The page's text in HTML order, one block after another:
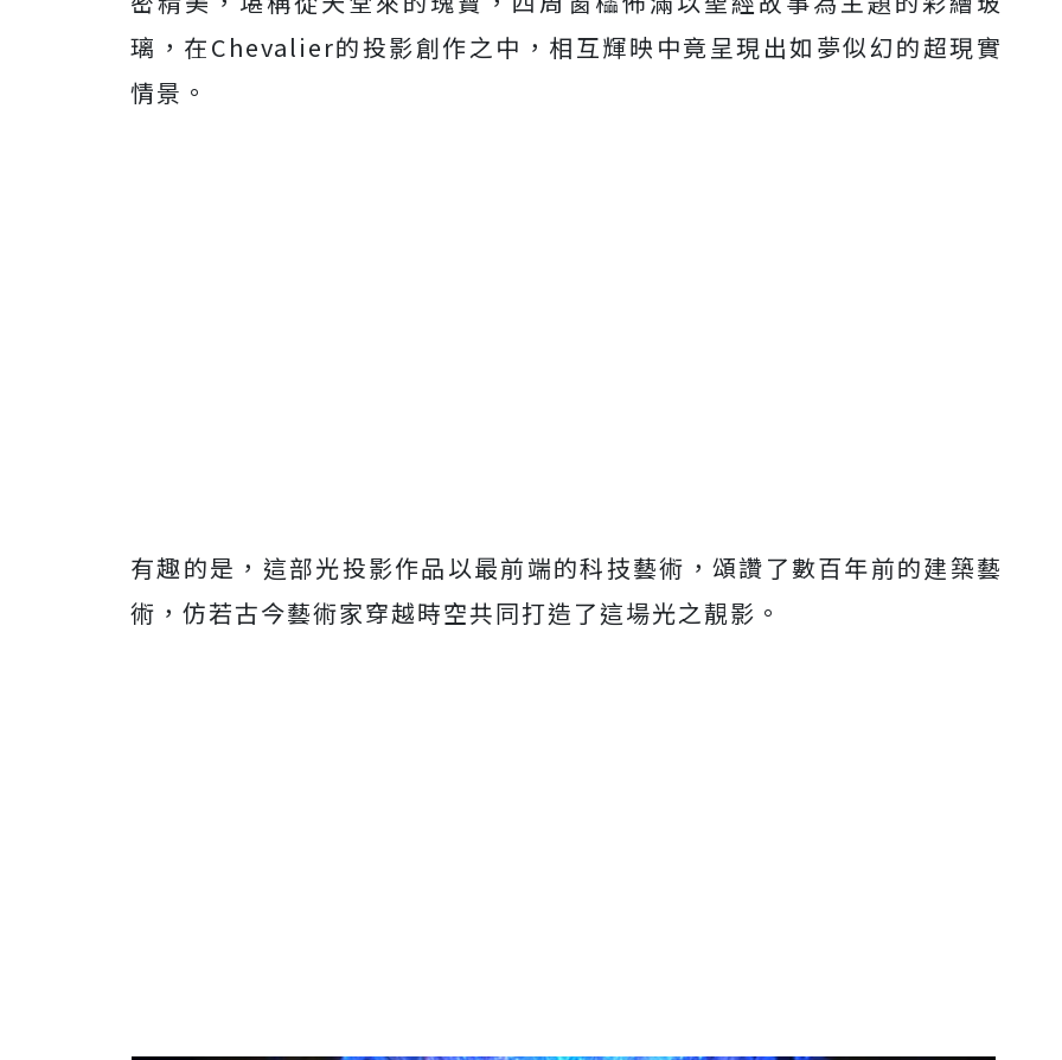
璃，在Chevalier的投影創作之中，相互輝映中竟呈現出如夢似幻的超現實
情景。
有趣的是，這部光投影作品以最前端的科技藝術，頌讚了數百年前的建築藝
術，仿若古今藝術家穿越時空共同打造了這場光之靚影。